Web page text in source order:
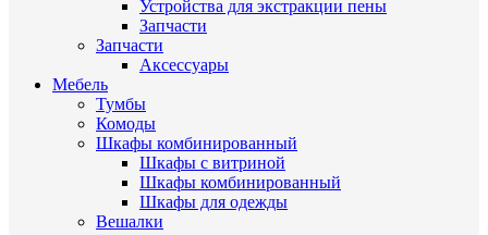
Устройства для экстракции пены
Запчасти
Запчасти
Аксессуары
Мебель
Тумбы
Комоды
Шкафы комбинированный
Шкафы с витриной
Шкафы комбинированный
Шкафы для одежды
Вешалки